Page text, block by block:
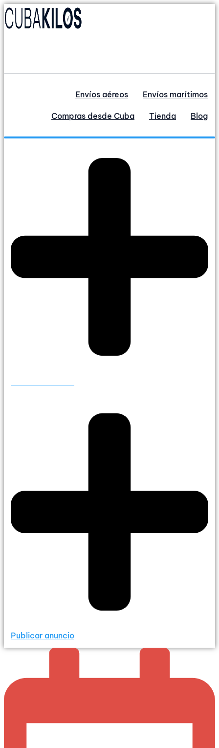
Ir
al
Envíos aéreos Envíos marítimos
Compras desde Cuba Tienda Blog
Publicar anuncio